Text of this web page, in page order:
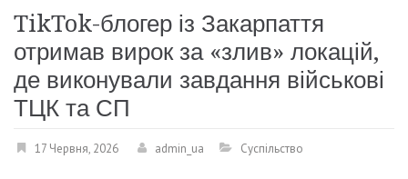
TikTok-блогер із Закарпаття
отримав вирок за «злив» локацій,
де виконували завдання військові
ТЦК та СП
17 Червня, 2026 admin_ua Суспільство